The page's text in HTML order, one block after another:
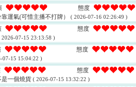
態度
運氣(可惜主播不打牌） ( 2026-07-16 02:26:49 )
態度
2026-07-15 23:13:58 )
態度
07-15 15:04:22 )
態度
一個燒貨 ( 2026-07-15 13:32:22 )